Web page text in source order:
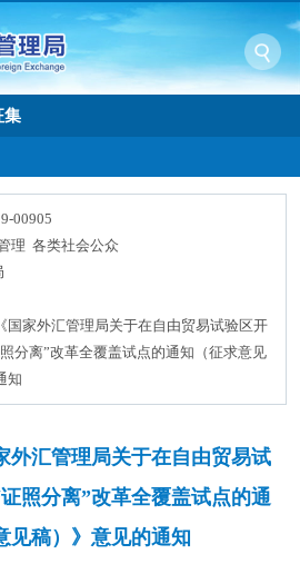
集
00905
理 各类社会公众
国家外汇管理局关于在自由贸易试验区开
分离”改革全覆盖试点的通知（征求意见
知
外汇管理局关于在自由贸易试
照分离”改革全覆盖试点的通
见稿）》意见的通知